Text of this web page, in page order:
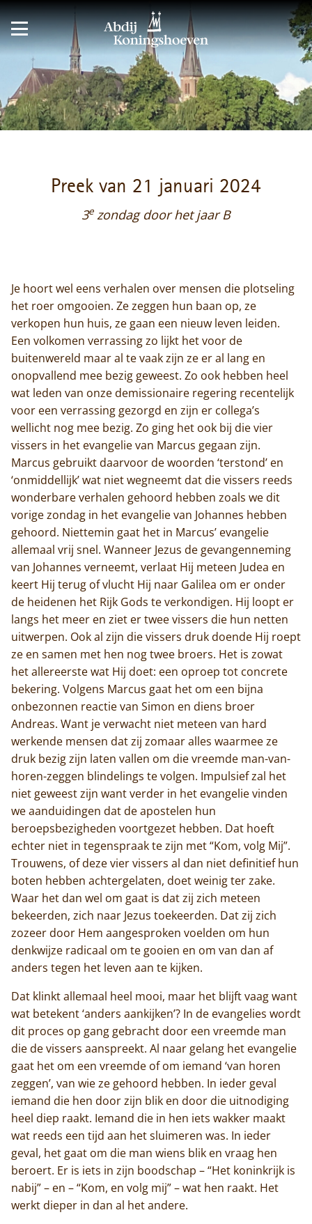
Preek van 21 januari 2024
3e zondag door het jaar B
Je hoort wel eens verhalen over mensen die plotseling
het roer omgooien. Ze zeggen hun baan op, ze
verkopen hun huis, ze gaan een nieuw leven leiden.
Een volkomen verrassing zo lijkt het voor de
buitenwereld maar al te vaak zijn ze er al lang en
onopvallend mee bezig geweest. Zo ook hebben heel
wat leden van onze demissionaire regering recentelijk
voor een verrassing gezorgd en zijn er collega’s
wellicht nog mee bezig. Zo ging het ook bij die vier
vissers in het evangelie van Marcus gegaan zijn.
Marcus gebruikt daarvoor de woorden ‘terstond’ en
‘onmiddellijk’ wat niet wegneemt dat die vissers reeds
wonderbare verhalen gehoord hebben zoals we dit
vorige zondag in het evangelie van Johannes hebben
gehoord. Niettemin gaat het in Marcus’ evangelie
allemaal vrij snel. Wanneer Jezus de gevangenneming
van Johannes verneemt, verlaat Hij meteen Judea en
keert Hij terug of vlucht Hij naar Galilea om er onder
de heidenen het Rijk Gods te verkondigen. Hij loopt er
langs het meer en ziet er twee vissers die hun netten
uitwerpen. Ook al zijn die vissers druk doende Hij roept
ze en samen met hen nog twee broers. Het is zowat
het allereerste wat Hij doet: een oproep tot concrete
bekering. Volgens Marcus gaat het om een bijna
onbezonnen reactie van Simon en diens broer
Andreas. Want je verwacht niet meteen van hard
werkende mensen dat zij zomaar alles waarmee ze
druk bezig zijn laten vallen om die vreemde man-van-
horen-zeggen blindelings te volgen. Impulsief zal het
niet geweest zijn want verder in het evangelie vinden
we aanduidingen dat de apostelen hun
beroepsbezigheden voortgezet hebben. Dat hoeft
echter niet in tegenspraak te zijn met “Kom, volg Mij”.
Trouwens, of deze vier vissers al dan niet definitief hun
boten hebben achtergelaten, doet weinig ter zake.
Waar het dan wel om gaat is dat zij zich meteen
bekeerden, zich naar Jezus toekeerden. Dat zij zich
zozeer door Hem aangesproken voelden om hun
denkwijze radicaal om te gooien en om van dan af
anders tegen het leven aan te kijken.
Dat klinkt allemaal heel mooi, maar het blijft vaag want
wat betekent ‘anders aankijken’? In de evangelies wordt
dit proces op gang gebracht door een vreemde man
die de vissers aanspreekt. Al naar gelang het evangelie
gaat het om een vreemde of om iemand ‘van horen
zeggen’, van wie ze gehoord hebben. In ieder geval
iemand die hen door zijn blik en door die uitnodiging
heel diep raakt. Iemand die in hen iets wakker maakt
wat reeds een tijd aan het sluimeren was. In ieder
geval, het gaat om die man wiens blik en vraag hen
beroert. Er is iets in zijn boodschap – “Het koninkrijk is
nabij” – en – “Kom, en volg mij” – wat hen raakt. Het
werkt dieper in dan al het andere.